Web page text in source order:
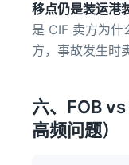
移点仍是装运港
是 CIF 卖方为
方，事故发生时
六、FOB
高频问题）